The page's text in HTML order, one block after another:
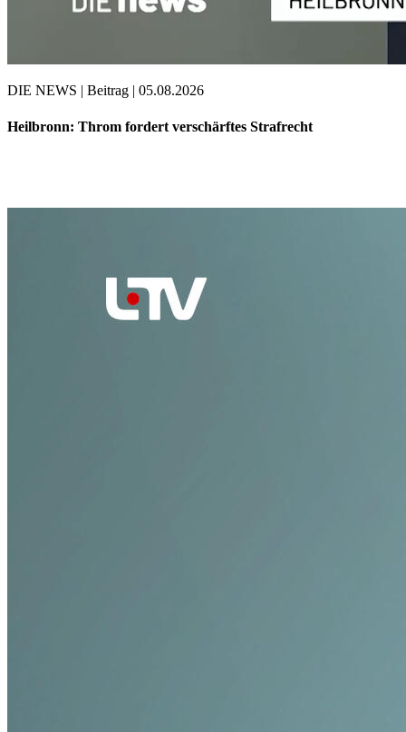
DIE NEWS | Beitrag | 05.08.2026
Heilbronn: Throm fordert verschärftes Strafrecht